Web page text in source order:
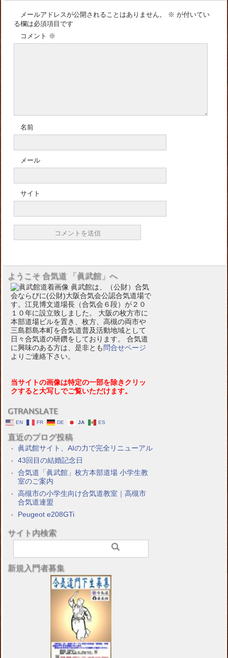
メールアドレスが公開されることはありません。 ※ が付いてい
る欄は必須項目です
コメント ※
名前
メール
サイト
ようこそ 合気道 「眞武館」へ
眞武館は、（公財）合気
会ならびに(公財)大阪合気会公認合気道場で
す。江見博文道場長（合気会６段）が２０
１０年に設立致しました。 大阪の枚方市に
本部道場ビルを置き、枚方、高槻の両市や
三島郡島本町を合気道普及活動地域として
日々合気道の研鑽をしております。 合気道
に興味のある方は、是非とも 問合せページ
よりご連絡下さい。
当サイトの画像は特定の一部を除きクリッ
クすると大写しでご覧いただけます。
GTRANSLATE
EN FR DE JA ES
直近のブログ投稿
眞武館サイト、AIの力で完全リニューアル
43回目の結婚記念日
合気道「眞武館」枚方本部道場 小学生教
室のご案内
高槻市の小学生向け合気道教室｜高槻市
合気道連盟
Peugeot e208GTi
サイト内検索
新規入門者募集